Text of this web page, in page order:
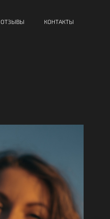
ОТЗЫВЫ КОНТАКТЫ